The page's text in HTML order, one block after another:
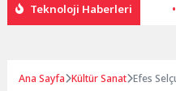
Teknoloji Haberleri
Ana Sayfa Kültür Sanat Efes